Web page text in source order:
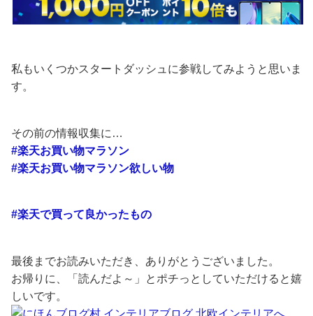
私もいくつかスタートダッシュに参戦してみようと思いま
す。
その前の情報収集に…
#楽天お買い物マラソン
#楽天お買い物マラソン欲しい物
#楽天で買って良かったもの
最後までお読みいただき、ありがとうございました。
お帰りに、「読んだよ～」とポチっとしていただけると嬉
しいです。